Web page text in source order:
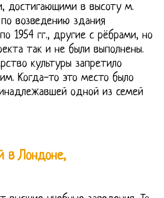
достигающими в высоту м.
возведению здания
1954 гг., другие с рёбрами, но
так и не были выполнены.
культуры запретило
Когда-то это место было
одной из семей
в Лондоне,